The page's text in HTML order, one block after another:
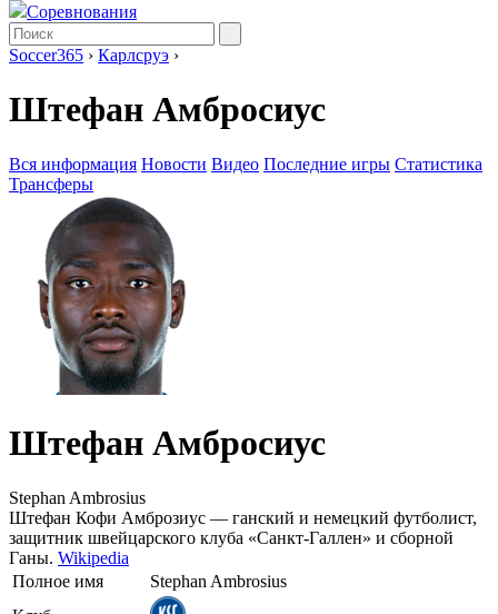
Соревнования
Soccer365 › Карлсруэ ›
Штефан Амбросиус
Вся информация Новости Видео Последние игры Статистика
Трансферы
Штефан Амбросиус
Stephan Ambrosius
Штефан Кофи Амброзиус — ганский и немецкий футболист,
защитник швейцарского клуба «Санкт-Галлен» и сборной
Ганы. Wikipedia
Полное имя
Stephan Ambrosius